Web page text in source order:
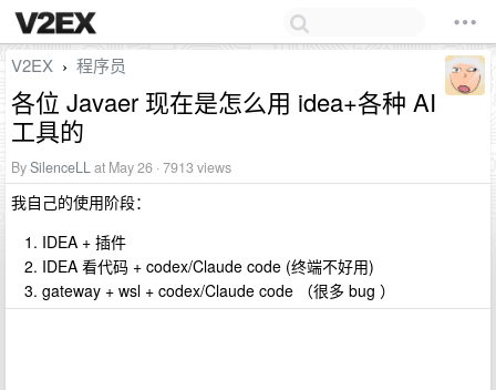
V2EX › 程序员
各位 Javaer 现在是怎么用 idea+各种 AI
工具的
BySilenceLLat May 26 · 7913 views
我自己的使用阶段：
IDEA + 插件
IDEA 看代码 + codex/Claude code (终端不好用)
gateway + wsl + codex/Claude code （很多 bug ）